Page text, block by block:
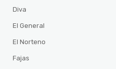
Diva
El General
El Norteno
Fajas